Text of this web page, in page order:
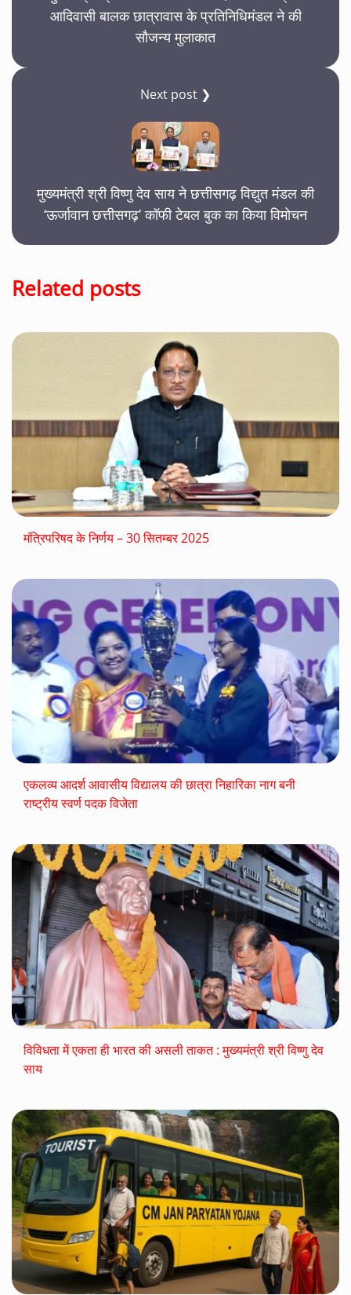
आदिवासी बालक छात्रावास के प्रतिनिधिमंडल ने की
सौजन्य मुलाकात
Next post ❯
मुख्यमंत्री श्री विष्णु देव साय ने छत्तीसगढ़ विद्युत मंडल की
‘ऊर्जावान छत्तीसगढ़’ कॉफी टेबल बुक का किया विमोचन
Related posts
मंत्रिपरिषद के निर्णय – 30 सितम्बर 2025
एकलव्य आदर्श आवासीय विद्यालय की छात्रा निहारिका नाग बनी
राष्ट्रीय स्वर्ण पदक विजेता
विविधता में एकता ही भारत की असली ताकत : मुख्यमंत्री श्री विष्णु देव
साय